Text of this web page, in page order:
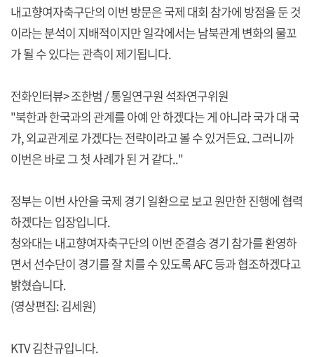
내고향여자축구단의 이번 방문은 국제 대회 참가에 방점을 둔 것
이라는 분석이 지배적이지만 일각에서는 남북관계 변화의 물꼬
가 될 수 있다는 관측이 제기됩니다.
전화인터뷰> 조한범 / 통일연구원 석좌연구위원
"북한과 한국과의 관계를 아예 안 하겠다는 게 아니라 국가 대 국
가, 외교관계로 가겠다는 전략이라고 볼 수 있거든요. 그러니까
이번은 바로 그 첫 사례가 된 거 같다.."
정부는 이번 사안을 국제 경기 일환으로 보고 원만한 진행에 협력
하겠다는 입장입니다.
청와대는 내고향여자축구단의 이번 준결승 경기 참가를 환영하
면서 선수단이 경기를 잘 치를 수 있도록 AFC 등과 협조하겠다고
밝혔습니다.
(영상편집: 김세원)
KTV 김찬규입니다.